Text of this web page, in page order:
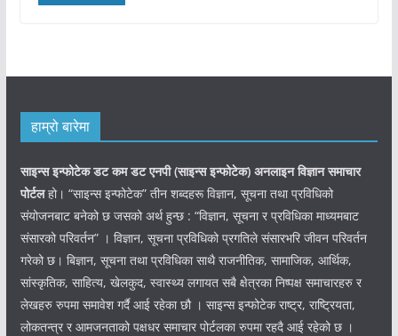
हाम्रो बारेमा
साइन्स इन्फोटेक डट कम डट एनपी (साइन्सइन्फोटेक) अनलाइन विज्ञान समाचार
पोर्टलहो। “साइन्स इन्फोटेक” तीन शब्दहरू विज्ञान, सूचना तथा प्रविधिको
संयोजनबाट बनेको छ जसको अर्थ हुन्छ : “विज्ञान, सूचना र प्रविधिका माध्यमबाट
संसारको परिवर्तन” । विज्ञान, सूचना प्रविधिको प्रगतिले संसारभरि जीवन परिवर्तन
गरेको छ। बिज्ञान, सूचना तथा प्रविधिका साथै राजनीतिक, सामाजिक, आर्थिक,
सांस्कृतिक, साहित्य, खेलकुद, स्वास्थ्य लगायत सबै क्षेत्रका निष्पक्ष समाचारहरु र
लेखहरु रुपमा समावेश गर्दै आई रहेका छौ । साइन्स इन्फोटेक राष्ट्र, राष्ट्रियता,
लोकतन्त्र र आमजनताको पक्षधर समाचार पोर्टलका रुपमा रहदै आई रहेको छ ।